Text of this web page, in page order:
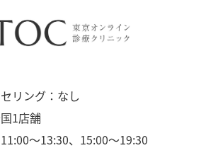
リング：なし
1店舗
〜13:30、15:00〜19:30